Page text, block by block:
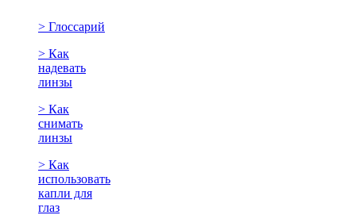
> Глоссарий
> Как
надевать
линзы
> Как
снимать
линзы
> Как
использовать
капли для
глаз